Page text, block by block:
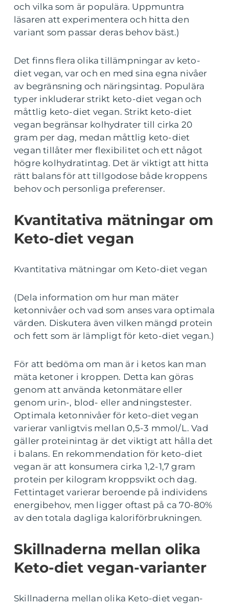
och vilka som är populära. Uppmuntra
läsaren att experimentera och hitta den
variant som passar deras behov bäst.)
Det finns flera olika tillämpningar av keto-
diet vegan, var och en med sina egna nivåer
av begränsning och näringsintag. Populära
typer inkluderar strikt keto-diet vegan och
måttlig keto-diet vegan. Strikt keto-diet
vegan begränsar kolhydrater till cirka 20
gram per dag, medan måttlig keto-diet
vegan tillåter mer flexibilitet och ett något
högre kolhydratintag. Det är viktigt att hitta
rätt balans för att tillgodose både kroppens
behov och personliga preferenser.
Kvantitativa mätningar om
Keto-diet vegan
Kvantitativa mätningar om Keto-diet vegan
(Dela information om hur man mäter
ketonnivåer och vad som anses vara optimala
värden. Diskutera även vilken mängd protein
och fett som är lämpligt för keto-diet vegan.)
För att bedöma om man är i ketos kan man
mäta ketoner i kroppen. Detta kan göras
genom att använda ketonmätare eller
genom urin-, blod- eller andningstester.
Optimala ketonnivåer för keto-diet vegan
varierar vanligtvis mellan 0,5-3 mmol/L. Vad
gäller proteinintag är det viktigt att hålla det
i balans. En rekommendation för keto-diet
vegan är att konsumera cirka 1,2-1,7 gram
protein per kilogram kroppsvikt och dag.
Fettintaget varierar beroende på individens
energibehov, men ligger oftast på ca 70-80%
av den totala dagliga kaloriförbrukningen.
Skillnaderna mellan olika
Keto-diet vegan-varianter
Skillnaderna mellan olika Keto-diet vegan-